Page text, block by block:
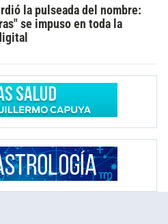
la pulseada del nombre:
se impuso en toda la